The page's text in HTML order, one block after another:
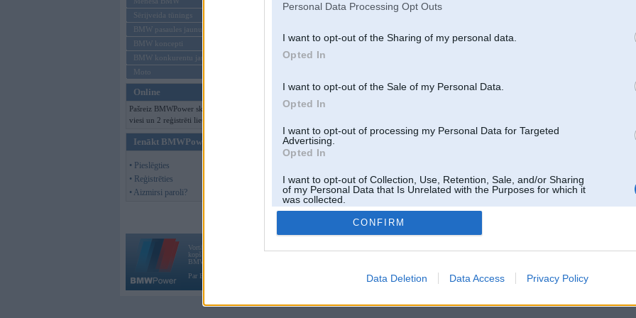
Personal Data Processing Opt Outs
I want to opt-out of the Sharing of my personal data.
Opted In
I want to opt-out of the Sale of my Personal Data.
Opted In
I want to opt-out of processing my Personal Data for Targeted
Advertising.
Opted In
I want to opt-out of Collection, Use, Retention, Sale, and/or Sharing
of my Personal Data that Is Unrelated with the Purposes for which it
was collected.
Opted Out
CONFIRM
Data Deletion Data Access Privacy Policy
Sērijveida tūnings
BMW pasaules jaunumi
BMW koncepti
BMW konkurentu jaunumi
Moto
Online
Pašreiz BMWPower skatās 159
viesi un 2 reģistrēti lietotāji.
Ienākt BMWPower
• Pieslēgties
• Reģistrēties
• Aizmirsi paroli?
Vortāls BMWPower.lv darbojas
kopš 2002. gada 14. maija. Tas nav auto klubs un nav saistīts ar
BMW AG.
Par BMWPower